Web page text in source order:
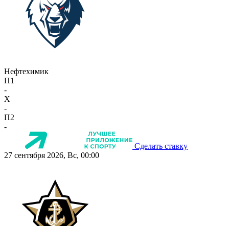
Нефтехимик
П1
-
X
-
П2
-
Сделать ставку
27 сентября 2026, Вс, 00:00